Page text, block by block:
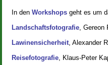
In den Workshopsgeht es um
Landschaftsfotografie, Gereon
Lawinensicherheit, Alexander
Reisefotografie, Klaus-Peter